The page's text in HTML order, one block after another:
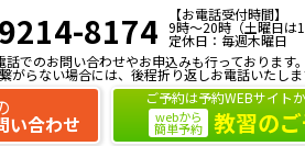
8174 【お電話受付時間】
9時～20時（土曜日は
定休日：毎週木曜日
でのお問い合わせやお申込みも行っております。
がらない場合には、後程折り返しお電話いたしま
い合わせ
ご予約は予約WEBサイト
webから
簡単予約 教習の